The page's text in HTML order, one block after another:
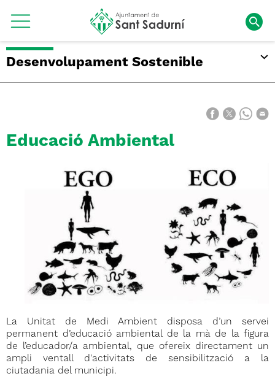
Desenvolupament Sostenible
Educació Ambiental
La Unitat de Medi Ambient disposa d’un servei
permanent d’educació ambiental de la mà de la figura
de l’educador/a ambiental, que ofereix directament un
ampli ventall d'activitats de sensibilització a la
ciutadania del municipi.